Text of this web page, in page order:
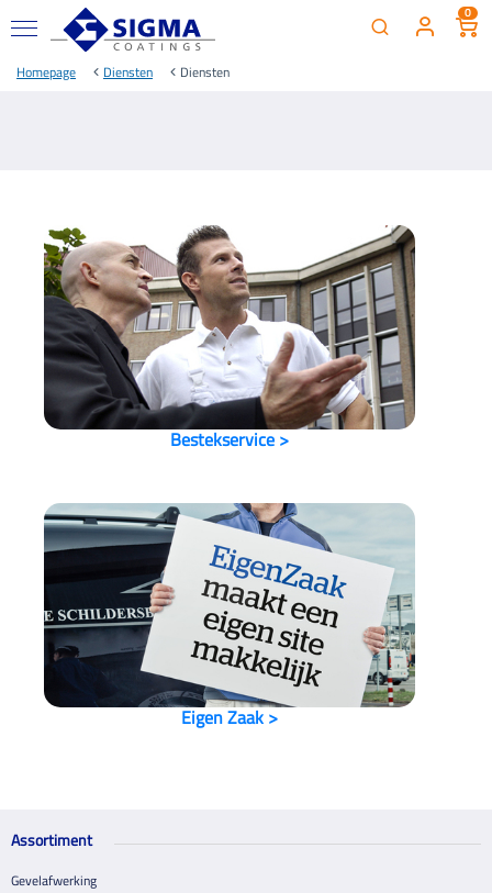
0
Homepage Diensten Diensten
Bestekservice >
Eigen Zaak >
Assortiment
Gevelafwerking